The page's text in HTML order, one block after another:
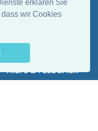
erklären Sie
wir Cookies
HILFE & FEEDBACK